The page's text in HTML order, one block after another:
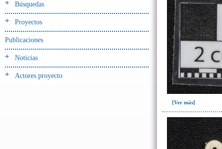
Búsquedas
Proyectos
Publicaciones
Noticias
Actores proyecto
[Ver más]